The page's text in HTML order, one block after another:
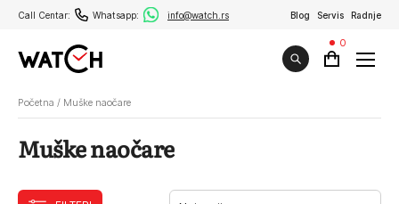
Call Centar: Whatsapp: info@watch.rs Blog Servis Radnje
0
Početna / Muške naočare
Muške naočare